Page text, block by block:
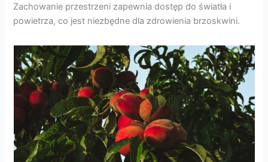
Zachowanie przestrzeni zapewnia dostęp do światła i
powietrza, co jest niezbędne dla zdrowienia brzoskwini.